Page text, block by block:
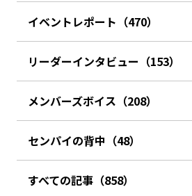
イベントレポート（470）
リーダーインタビュー（153）
メンバーズボイス（208）
センパイの背中（48）
すべての記事（858）